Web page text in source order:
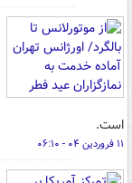
است.
۱۱ فروردین ۰۴ - ۰۶:۱۰